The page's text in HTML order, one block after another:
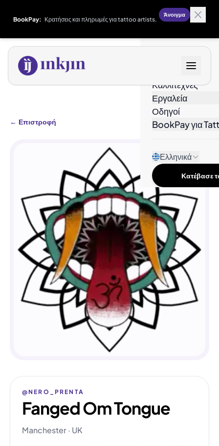
BookPay: Κρατήσεις και πληρωμές για tattoo artists.
Άνοιγμα
Καλλιτέχνες
Εργαλεία
Οδηγοί
BookPay για
Ελληνικά
Κατέβασε
← Επιστροφή
@NERO_PRENTA
Fanged Om Tongue
Manchester · UK